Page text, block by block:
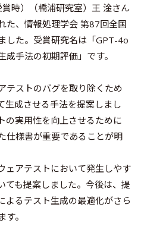
時）（橋浦研究室）王 淦さん
た、情報処理学会 第87回全国
した。受賞研究名は「GPT-4o
手法の初期評価」です。
テストのバグを取り除くため
生成させる手法を提案しまし
の実用性を向上させるために
仕様書が重要であることが明
ェアテストにおいて発生しやす
ても提案しました。今後は、提
よるテスト生成の最適化がさら
。